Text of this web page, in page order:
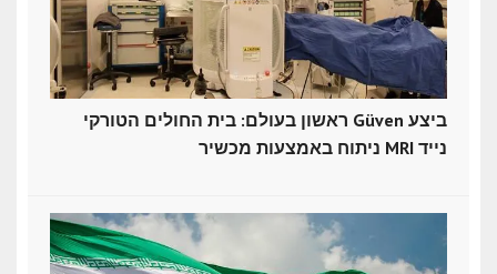
ראשון בעולם: בית החולים הטורקי Güven ביצע
ניתוח באמצעות מכשיר MRI נייד